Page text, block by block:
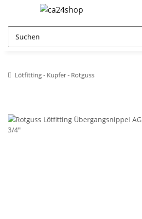
Lötfitting - Kupfer - Rotguss